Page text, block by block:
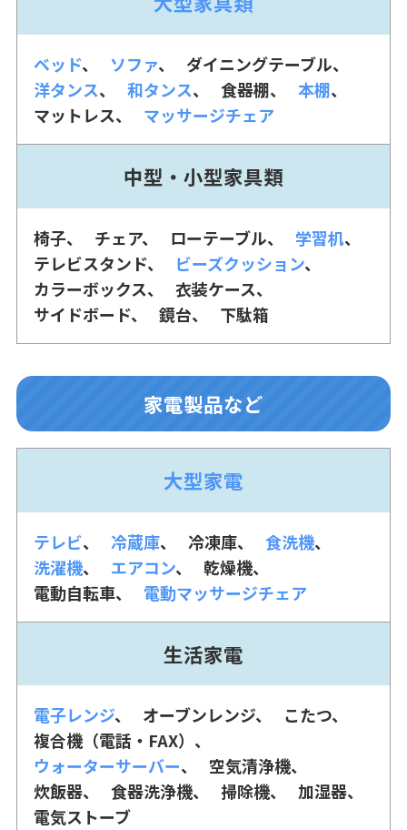
ベッド ソファ
ダイニングテーブル
洋タンス
和タンス 食器棚
本棚
マットレス
マッサージチェア
中型・小型家具類
椅子 チェア ローテーブル
学習机
テレビスタンド
ビーズクッション
カラーボックス
衣装ケース
サイドボード
鏡台 下駄箱
家電製品など
大型家電
テレビ 冷蔵庫 冷凍庫
食洗機
洗濯機
エアコン
乾燥機
電動自転車
電動マッサージチェア
生活家電
電子レンジ オーブンレンジ
こたつ
複合機（電話・FAX）
ウォーターサーバー
空気清浄機
炊飯器
食器洗浄機 掃除機
加湿器
電気ストーブ